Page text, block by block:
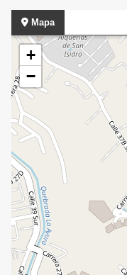
Mapa
+
−